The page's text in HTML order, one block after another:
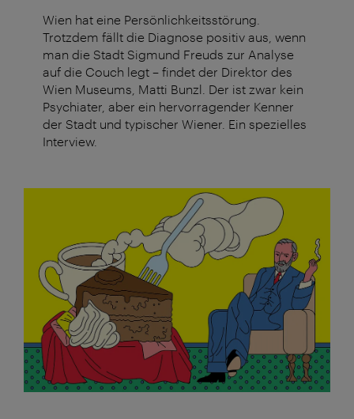
Wien hat eine Persönlichkeitsstörung.
Trotzdem fällt die Diagnose positiv aus, wenn
man die Stadt Sigmund Freuds zur Analyse
auf die Couch legt – findet der Direktor des
Wien Museums, Matti Bunzl. Der ist zwar kein
Psychiater, aber ein hervorragender Kenner
der Stadt und typischer Wiener. Ein spezielles
Interview.